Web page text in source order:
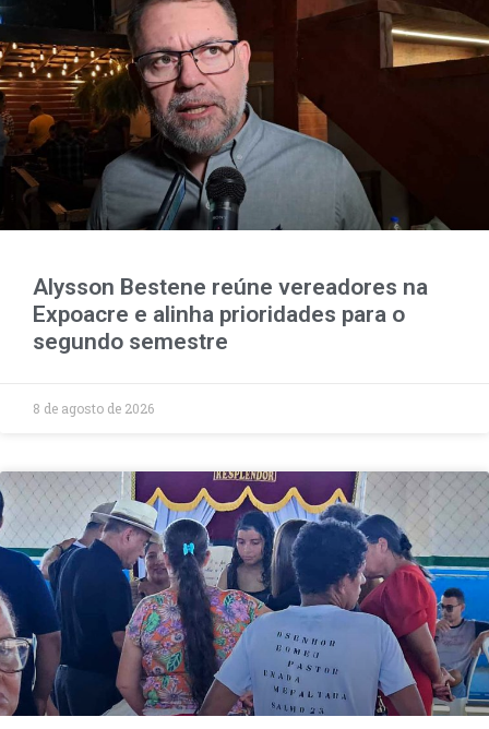
Alysson Bestene reúne vereadores na
Expoacre e alinha prioridades para o
segundo semestre
8 de agosto de 2026